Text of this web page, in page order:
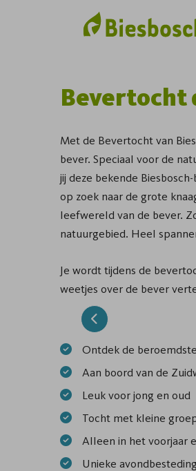
Bevertocht
Met de Bevertocht van
bever. Speciaal voor de
jij deze bekende
op zoek naar de grote
leefwereld van de bever.
natuurgebied. Heel
Je wordt tijdens de
weetjes over de bever
Previous
Ontdek de
Aan boord van de
Leuk voor jong en oud
Tocht met kleine
Alleen in het voorjaar
Unieke avondbesteding